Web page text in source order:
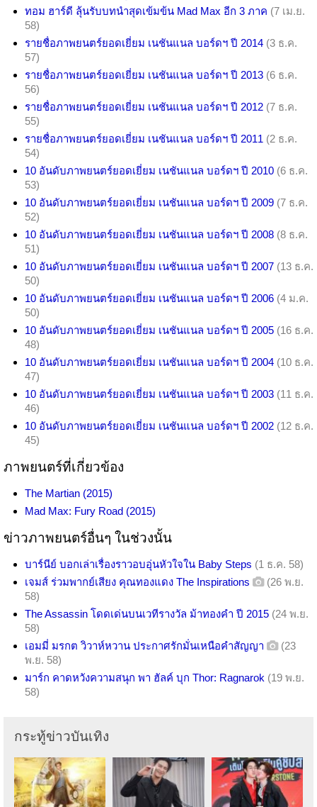
ทอม ฮาร์ดี ลุ้นรับบทนำสุดเข้มข้น Mad Max อีก 3 ภาค (7 เม.ย.
58)
รายชื่อภาพยนตร์ยอดเยี่ยม เนชันแนล บอร์ดฯ ปี 2014 (3 ธ.ค.
57)
รายชื่อภาพยนตร์ยอดเยี่ยม เนชันแนล บอร์ดฯ ปี 2013 (6 ธ.ค.
56)
รายชื่อภาพยนตร์ยอดเยี่ยม เนชันแนล บอร์ดฯ ปี 2012 (7 ธ.ค.
55)
รายชื่อภาพยนตร์ยอดเยี่ยม เนชันแนล บอร์ดฯ ปี 2011 (2 ธ.ค.
54)
10 อันดับภาพยนตร์ยอดเยี่ยม เนชันแนล บอร์ดฯ ปี 2010 (6 ธ.ค.
53)
10 อันดับภาพยนตร์ยอดเยี่ยม เนชันแนล บอร์ดฯ ปี 2009 (7 ธ.ค.
52)
10 อันดับภาพยนตร์ยอดเยี่ยม เนชันแนล บอร์ดฯ ปี 2008 (8 ธ.ค.
51)
10 อันดับภาพยนตร์ยอดเยี่ยม เนชันแนล บอร์ดฯ ปี 2007 (13 ธ.ค.
50)
10 อันดับภาพยนตร์ยอดเยี่ยม เนชันแนล บอร์ดฯ ปี 2006 (4 ม.ค.
50)
10 อันดับภาพยนตร์ยอดเยี่ยม เนชันแนล บอร์ดฯ ปี 2005 (16 ธ.ค.
48)
10 อันดับภาพยนตร์ยอดเยี่ยม เนชันแนล บอร์ดฯ ปี 2004 (10 ธ.ค.
47)
10 อันดับภาพยนตร์ยอดเยี่ยม เนชันแนล บอร์ดฯ ปี 2003 (11 ธ.ค.
46)
10 อันดับภาพยนตร์ยอดเยี่ยม เนชันแนล บอร์ดฯ ปี 2002 (12 ธ.ค.
45)
ภาพยนตร์ที่เกี่ยวข้อง
The Martian (2015)
Mad Max: Fury Road (2015)
ข่าวภาพยนตร์อื่นๆ ในช่วงนั้น
บาร์นีย์ บอกเล่าเรื่องราวอบอุ่นหัวใจใน Baby Steps (1 ธ.ค. 58)
เจมส์ ร่วมพากย์เสียง คุณทองแดง The Inspirations
(26 พ.ย.
58)
The Assassin โดดเด่นบนเวทีรางวัล ม้าทองคำ ปี 2015 (24 พ.ย.
58)
เอมมี่ มรกต วิวาห์หวาน ประกาศรักมั่นเหนือคำสัญญา
(23
พ.ย. 58)
มาร์ก คาดหวังความสนุก พา ฮัลค์ บุก Thor: Ragnarok (19 พ.ย.
58)
กระทู้ข่าวบันเทิง